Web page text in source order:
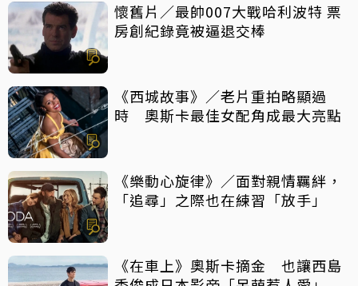
懷舊片／最帥007大戰哈利波特 票
房創紀錄竟被逼退交棒
《西城故事》／老片重拍略顯過
時 奧斯卡最佳女配角成最大亮點
《樂動心旋律》／面對親情羈絆，
「追尋」之際也在練習「放手」
《在車上》奧斯卡摘金 也讓西島